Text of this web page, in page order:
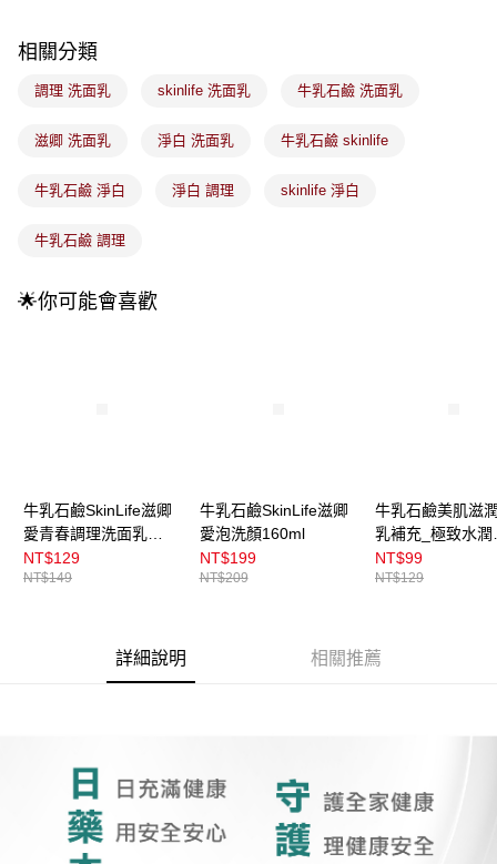
玉山商業銀行
台灣樂天信用卡公司
相關說明
2.付款方式選擇「大哥付你分期」，訂單成立後會自動跳轉到大哥付的交易
成交易。
3.實際核准額度、可分期數及費用金額請依後續交易確認頁面所載為準。
【注意事項】
1.本服務係由「台灣大哥大股份有限公司」（以下簡稱本公司）所提供，讓
用戶於交易時，得透過本服務購買商品或服務，並由商店將買賣／分期付款
買賣價金債權讓與本公司後，依約使用本公司帳單繳交帳款。
2.基於同意付款使用「大哥付你分期」之契約關係目的，商店將以您的個人
3.完整用戶服務條款，請詳閱以下連結：
https://oppay.tw/userRule
全家取貨付款
付款後7-11取貨
每筆NT$100，滿NT$899(含以上)免運費
付款後門市自取
相關分類
調理 洗面乳 skinlife 洗面乳 牛乳石鹼 洗面乳
滋卿 洗面乳 淨白 洗面乳 牛乳石鹼 skinlife
牛乳石鹼 淨白 淨白 調理 skinlife 淨白
牛乳石鹼 調理
🌟你可能會喜歡
牛乳石鹼SkinLife滋卿
愛青春調理洗面乳
130g
NT$129
NT$149
牛乳石鹼SkinLife滋卿
愛泡洗顏160ml
NT$199
NT$209
牛乳石鹼美肌滋
乳補充_極致水潤
340ml
NT$99
NT$129
詳細說明 相關推薦